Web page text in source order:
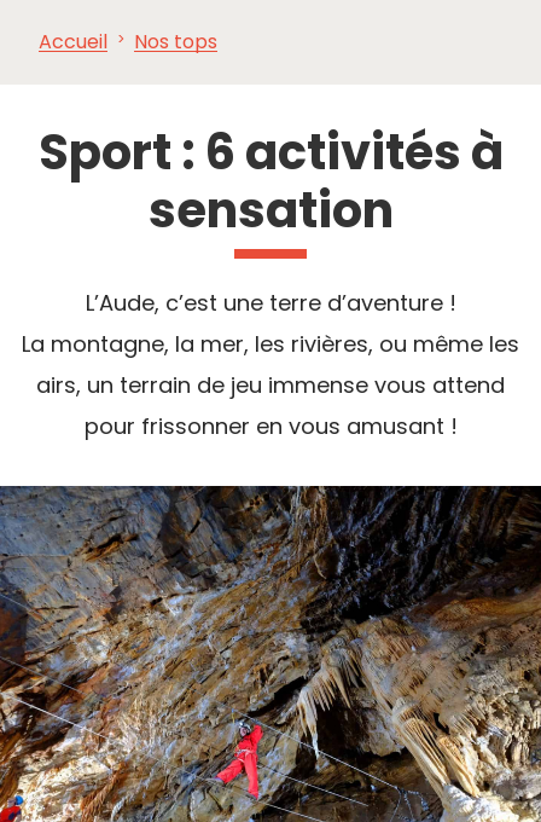
Accueil Nos tops
Sport : 6 activités à
sensation
L’Aude, c’est une terre d’aventure !
La montagne, la mer, les rivières, ou même les
airs, un terrain de jeu immense vous attend
pour frissonner en vous amusant !